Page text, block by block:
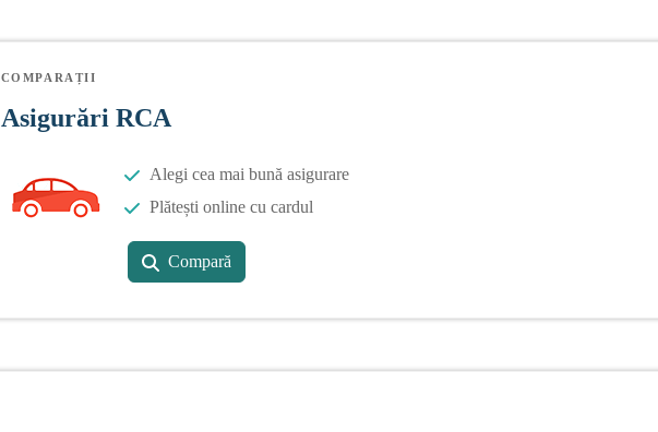
COMPARAȚII
Asigurări RCA
Alegi cea mai bună asigurare
Plătești online cu cardul
Compară